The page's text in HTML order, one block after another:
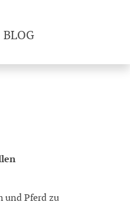
und Pferd zu
BLOG